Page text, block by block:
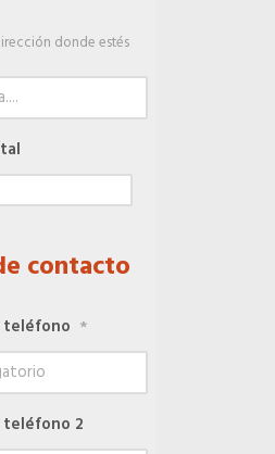
y jurídico
reuniones
donde estés
contacto
teléfono *
teléfono 2